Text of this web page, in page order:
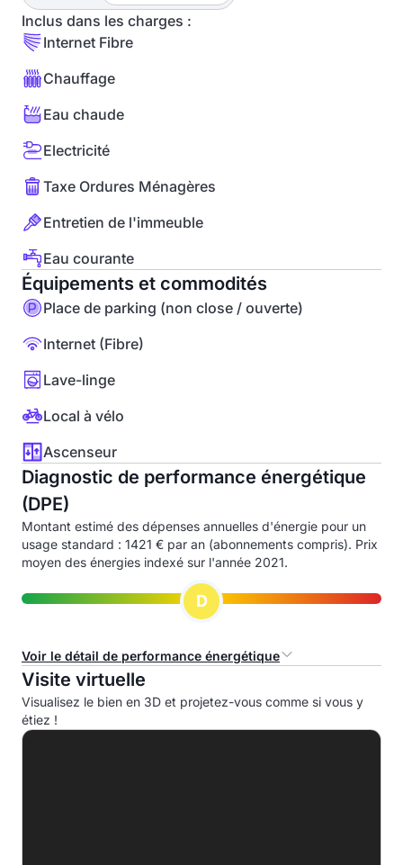
Inclus dans les charges :
Internet Fibre
Chauffage
Eau chaude
Electricité
Taxe Ordures Ménagères
Entretien de l'immeuble
Eau courante
Équipements et commodités
Place de parking (non close / ouverte)
Internet (Fibre)
Lave-linge
Local à vélo
Ascenseur
Diagnostic de performance énergétique
(DPE)
Montant estimé des dépenses annuelles d'énergie pour un
usage standard : 1421 € par an (abonnements compris). Prix
moyen des énergies indexé sur l'année 2021.
D
Voir le détail de performance énergétique
Consommation d'énergie primaire (CEP)
A
Visite virtuelle
Visualisez le bien en 3D et projetez-vous comme si vous y
étiez !